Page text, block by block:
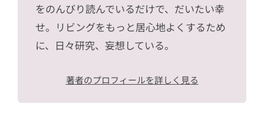
をのんびり読んでいるだけで、だいたい幸
せ。リビングをもっと居心地よくするため
に、日々研究、妄想している。
著者のプロフィールを詳しく見る